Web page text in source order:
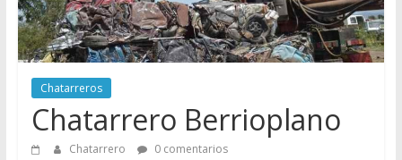
Directorio
de
Chatarreros
para
vender
Chatarra
Chatarreros
Chatarrero Berrioplano
Chatarrero 0 comentarios